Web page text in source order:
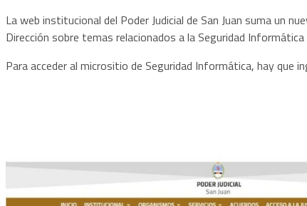
La web institucional del Poder Judicial de San Juan suma un
Dirección sobre temas relacionados a la Seguridad Informática
Para acceder al micrositio de Seguridad Informática, hay que